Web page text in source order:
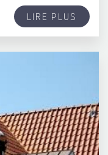
LIRE PLUS